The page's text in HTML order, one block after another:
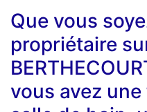
Que vous
propriétaire
vous avez